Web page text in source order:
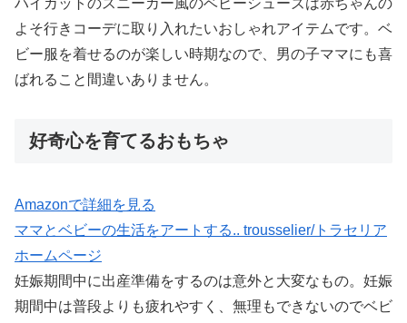
ハイカットのスニーカー風のベビーシューズは赤ちゃんの
よそ行きコーデに取り入れたいおしゃれアイテムです。ベ
ビー服を着せるのが楽しい時期なので、男の子ママにも喜
ばれること間違いありません。
好奇心を育てるおもちゃ
Amazonで詳細を見る
ママとベビーの生活をアートする.. trousselier/トラセリア
ホームページ
妊娠期間中に出産準備をするのは意外と大変なもの。妊娠
期間中は普段よりも疲れやすく、無理もできないのでベビ